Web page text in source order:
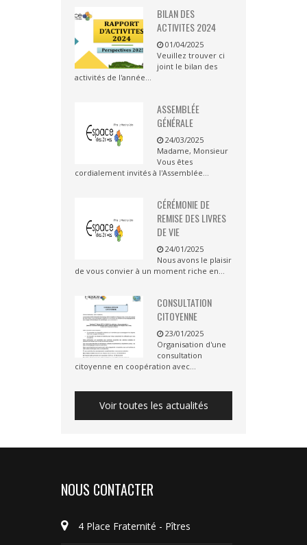
BILAN DES
ACTIVITES 2024
01/04/2025
Veuillez trouver ci
joint le bilan des
activités de l'année...
ASSEMBLÉE
GÉNÉRALE
24/03/2025
Madame, Monsieur
Vous êtes
cordialement invités à l'Assemblée...
CÉRÉMONIE DE
REMISE DES LIVRES
DE VIE
24/01/2025
Nous avons le plaisir
de vous convier à un moment riche en...
CONSULTATION
CITOYENNE
23/01/2025
Organisation d'une
consultation
citoyenne en coopération avec...
Voir toutes les actualités
NOUS CONTACTER
4 Place Fraternité - Pîtres